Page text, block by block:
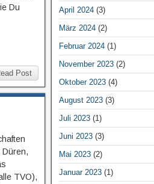
Du
Post
Düren,
TVO),
April 2024(3)
März 2024(2)
Februar 2024(1)
November 2023(2)
Oktober 2023(4)
August 2023(3)
Juli 2023(1)
Juni 2023(3)
Mai 2023(2)
Januar 2023(1)